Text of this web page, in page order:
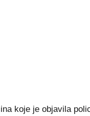
koje je objavila